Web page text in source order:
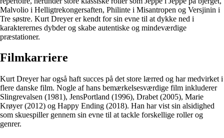
Malvolio i Helligtrekongersaften, Philinte i Misantropen og Versjinin i
Tre søstre. Kurt Dreyer er kendt for sin evne til at dykke ned i
karakterernes dybder og skabe autentiske og mindeværdige
præstationer.
Filmkarriere
Kurt Dreyer har også haft succes på det store lærred og har medvirket i
flere danske film. Nogle af hans bemærkelsesværdige film inkluderer
Slingrevalsen (1981), JensPortland (1996), Drabet (2005), Marie
Krøyer (2012) og Happy Ending (2018). Han har vist sin alsidighed
som skuespiller gennem sin evne til at tackle forskellige roller og
genrer.